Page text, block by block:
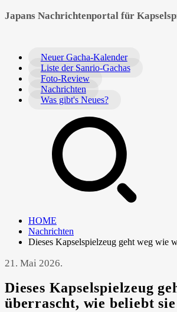
Japans Nachrichtenportal für
Neuer Gacha-Kalender
Liste der Sanrio-Gachas
Foto-Review
Nachrichten
Was gibt's Neues?
HOME
Nachrichten
Dieses Kapselspielzeug geht weg wie
21. Mai 2026.
Dieses Kapselspielzeug
überrascht, wie beliebt